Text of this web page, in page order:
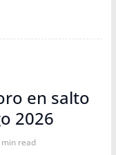
en salto
2026
min read